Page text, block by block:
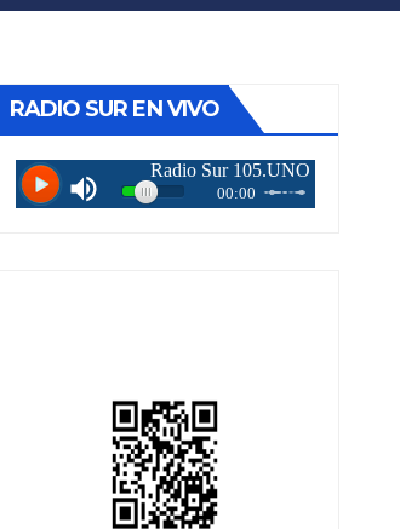
RADIO SUR EN VIVO